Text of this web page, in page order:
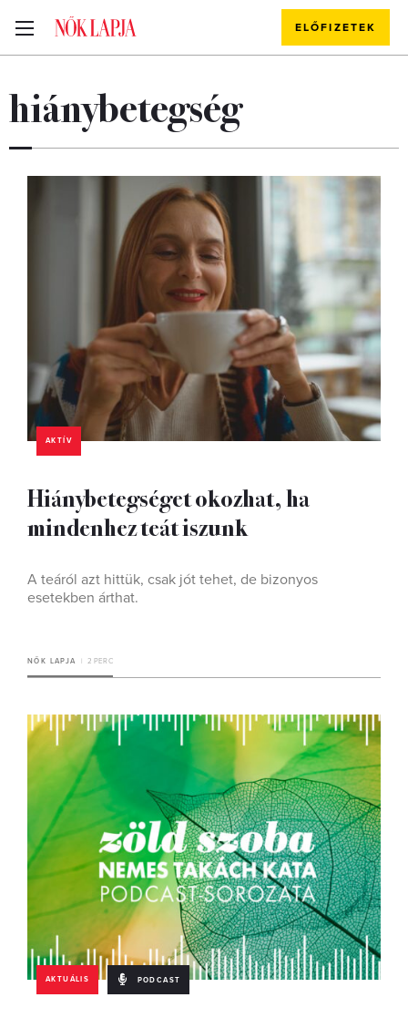
ELŐFIZETEK
hiánybetegség
AKTÍV
Hiánybetegséget okozhat, ha
mindenhez teát iszunk
A teáról azt hittük, csak jót tehet, de bizonyos
esetekben árthat.
NŐK LAPJA 2 PERC
AKTUÁLIS PODCAST